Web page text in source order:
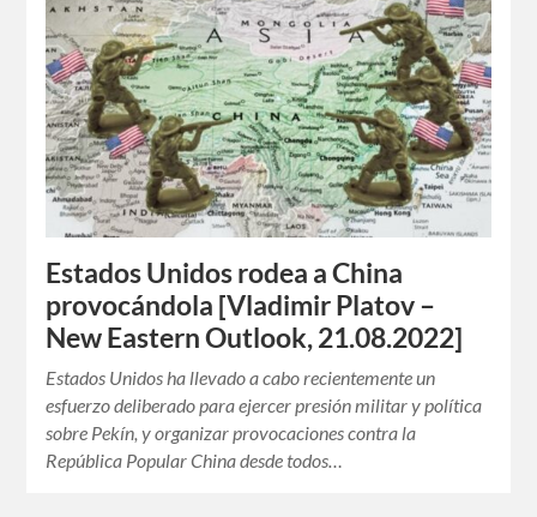
Estados Unidos rodea a China
provocándola [Vladimir Platov –
New Eastern Outlook, 21.08.2022]
Estados Unidos ha llevado a cabo recientemente un
esfuerzo deliberado para ejercer presión militar y política
sobre Pekín, y organizar provocaciones contra la
República Popular China desde todos…